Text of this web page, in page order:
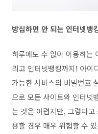
방심하면 안 되는 인터넷뱅
하루에도 수 없이 이용하는
리고 인터넷뱅킹까지! 아이
가능한 서비스의 비밀번호
으로 모든 사이트와 인터넷
는 것은 어렵지만, 그렇다
용할 경우 매우 위험할 수